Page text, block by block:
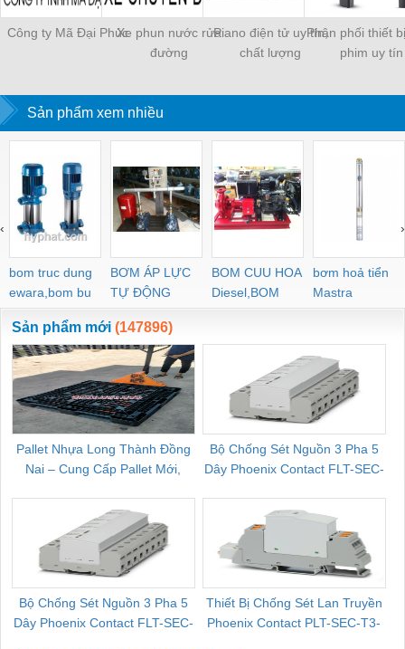
Công ty Mã Đại PhúcXe phun nước rửa
đường
Piano điện tử uy tín,
chất lượng
Phân phối thiết
phim uy tín
Sản phẩm xem nhiều
bom truc dung
ewara,bom bu
ewara
BƠM ÁP LỰC
TỰ ĐỘNG
BOM CUU HOA
Diesel,BOM
CHUA CHAY
bơm hoả tiển
Mastra
‹ ›
Sản phẩm mới (147896)
Pallet Nhựa Long Thành Đồng
Nai – Cung Cấp Pallet Mới,
Bộ Chống Sét Nguồn 3 Pha 5
Dây Phoenix Contact FLT-SEC-
Bộ Chống Sét Nguồn 3 Pha 5
Dây Phoenix Contact FLT-SEC-
Thiết Bị Chống Sét Lan Truyền
Phoenix Contact PLT-SEC-T3-